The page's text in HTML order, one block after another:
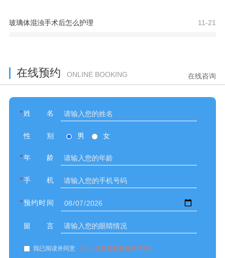
玻璃体混浊手术后怎么护理 11-21
在线预约 ONLINE BOOKING 在线咨询
* 姓名
性别 男 女
* 年龄
* 手机
* 预约时间
留言
我已阅读并同意 《个人信息授权和保护声明》